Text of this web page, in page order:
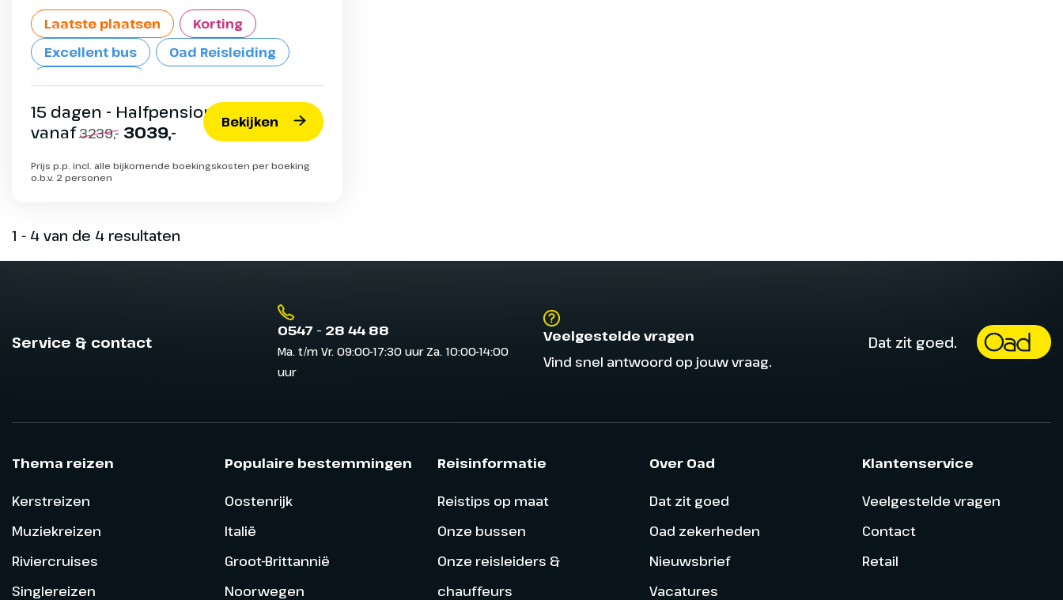
Laatste plaatsen
Korting
Excellent bus
Oad Reisleiding
15 dagen - Halfpension
vanaf3239,- 3039,- Bekijken
Prijs p.p. incl. alle bijkomende boekingskosten per boeking
o.b.v. 2 personen
1 - 4 van de 4 resultaten
Service & contact
0547 - 28 44 88
Ma. t/m Vr. 09:00-17:30 uur Za. 10:00-14:00
uur
Veelgestelde vragen
Vind snel antwoord op jouw vraag.
Dat zit goed.
Thema reizen
Kerstreizen
Muziekreizen
Riviercruises
Singlereizen
Populaire bestemmingen
Oostenrijk
Italië
Groot-Brittannië
Noorwegen
Reisinformatie
Reistips op maat
Onze bussen
Onze reisleiders &
chauffeurs
Over Oad
Dat zit goed
Oad zekerheden
Nieuwsbrief
Vacatures
Klantenservice
Veelgestelde vragen
Contact
Retail